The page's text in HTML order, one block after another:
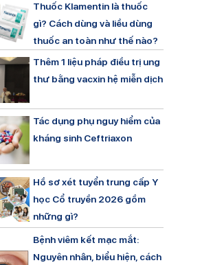
Thuốc Klamentin là thuốc
gì? Cách dùng và liều dùng
thuốc an toàn như thế nào?
Thêm 1 liệu pháp điều trị ung
thư bằng vacxin hệ miễn dịch
Tác dụng phụ nguy hiểm của
kháng sinh Ceftriaxon
Hồ sơ xét tuyển trung cấp Y
học Cổ truyền 2026 gồm
những gì?
Bệnh viêm kết mạc mắt:
Nguyên nhân, biểu hiện, cách